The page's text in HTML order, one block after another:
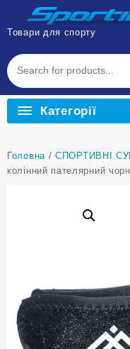
Перейти
вмісту
Товари для спорту
Категорії
Головна /СПОРТИВНІ
колінний пателярний